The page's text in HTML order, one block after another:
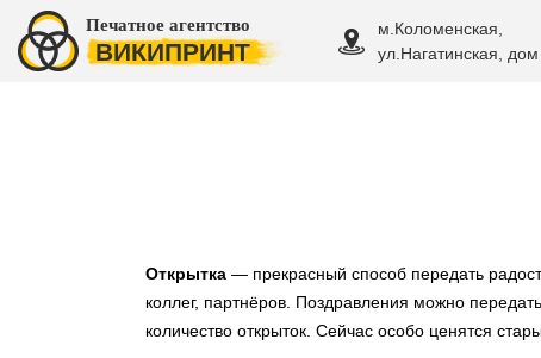
Печатное агентство
ВИКИПРИНТ
м.Коломенская,
ул.Нагатинская,
Открытка — прекрасный способ передать
коллег, партнёров. Поздравления можно
количество открыток. Сейчас особо ценятся